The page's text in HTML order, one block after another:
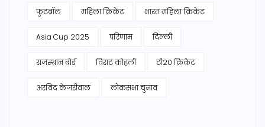
फुटबॉल महिला क्रिकेट भारत महिला क्रिकेट
Asia Cup 2025 परिणाम दिल्ली
राजस्थान बोर्ड विराट कोहली टी20 क्रिकेट
अरविंद केजरीवाल लोकसभा चुनाव